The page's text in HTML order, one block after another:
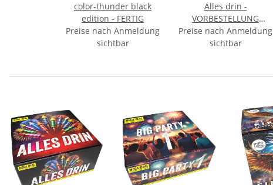
color-thunder black
edition - FERTIG
Preise nach Anmeldung
sichtbar
Alles drin -
VORBESTELLUNG
September
Preise nach Anmeldung
sichtbar